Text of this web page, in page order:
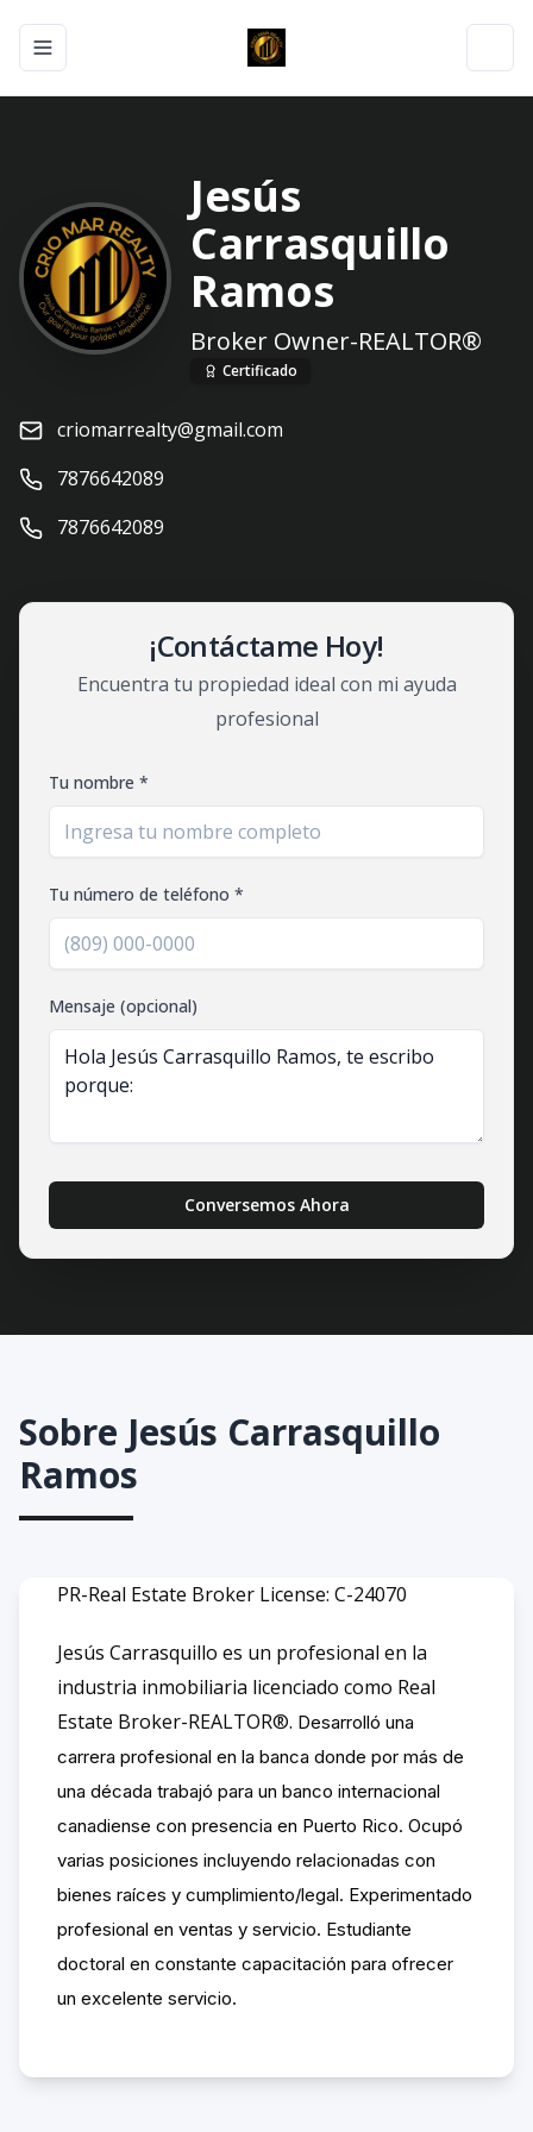
Toggle navigation menu
Jesús
Carrasquillo
Ramos
Broker Owner-REALTOR®️
Certificado
criomarrealty@gmail.com
7876642089
7876642089
¡Contáctame Hoy!
Encuentra tu propiedad ideal con mi ayuda
profesional
Tu nombre *
Tu número de teléfono *
Mensaje (opcional)
Conversemos Ahora
Sobre Jesús Carrasquillo
Ramos
PR-Real Estate Broker License: C-24070
Jesús Carrasquillo es un profesional en la
industria inmobiliaria licenciado como Real
Estate Broker-REALTOR®️. Desarrolló una
carrera profesional en la banca donde por más de
una década trabajó para un banco internacional
canadiense con presencia en Puerto Rico. Ocupó
varias posiciones incluyendo relacionadas con
bienes raíces y cumplimiento/legal. Experimentado
profesional en ventas y servicio. Estudiante
doctoral en constante capacitación para ofrecer
un excelente servicio.